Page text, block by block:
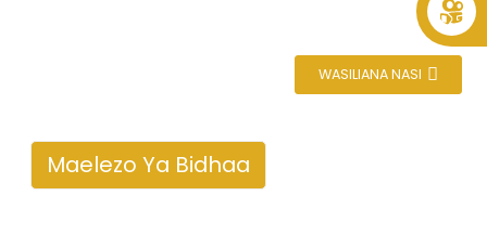
WASILIANA NASI
Maelezo Ya Bidhaa